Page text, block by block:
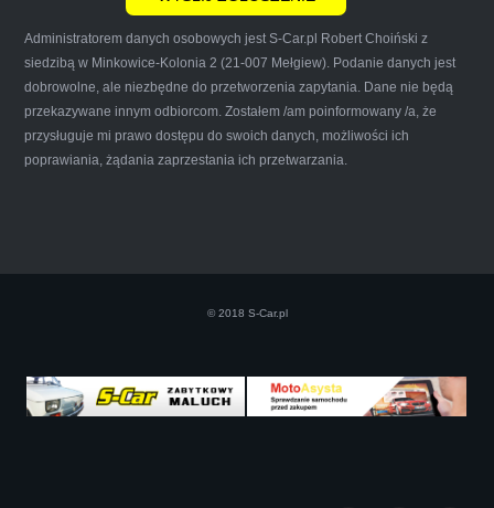
Iwona Górska
naprawde ludzki, nie zdziera, nie oszukuje.
Administratorem danych osobowych jest S-Car.pl Robert Choiński z
siedzibą w Minkowice-Kolonia 2 (21-007 Mełgiew). Podanie danych jest
dobrowolne, ale niezbędne do przetworzenia zapytania. Dane nie będą
przekazywane innym odbiorcom. Zostałem /am poinformowany /a, że
przysługuje mi prawo dostępu do swoich danych, możliwości ich
poprawiania, żądania zaprzestania ich przetwarzania.
© 2018 S-Car.pl